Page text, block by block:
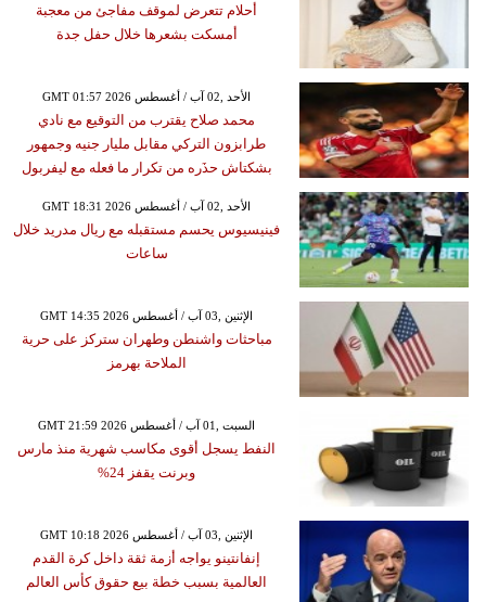
أحلام تتعرض لموقف مفاجئ من معجبة
أمسكت بشعرها خلال حفل جدة
GMT 01:57 2026 الأحد ,02 آب / أغسطس
محمد صلاح يقترب من التوقيع مع نادي
طرابزون التركي مقابل مليار جنيه وجمهور
بشكتاش حذَره من تكرار ما فعله مع ليفربول
GMT 18:31 2026 الأحد ,02 آب / أغسطس
فينيسيوس يحسم مستقبله مع ريال مدريد خلال
ساعات
GMT 14:35 2026 الإثنين ,03 آب / أغسطس
مباحثات واشنطن وطهران ستركز على حرية
الملاحة بهرمز
GMT 21:59 2026 السبت ,01 آب / أغسطس
النفط يسجل أقوى مكاسب شهرية منذ مارس
وبرنت يقفز 24%
GMT 10:18 2026 الإثنين ,03 آب / أغسطس
إنفانتينو يواجه أزمة ثقة داخل كرة القدم
العالمية بسبب خطة بيع حقوق كأس العالم